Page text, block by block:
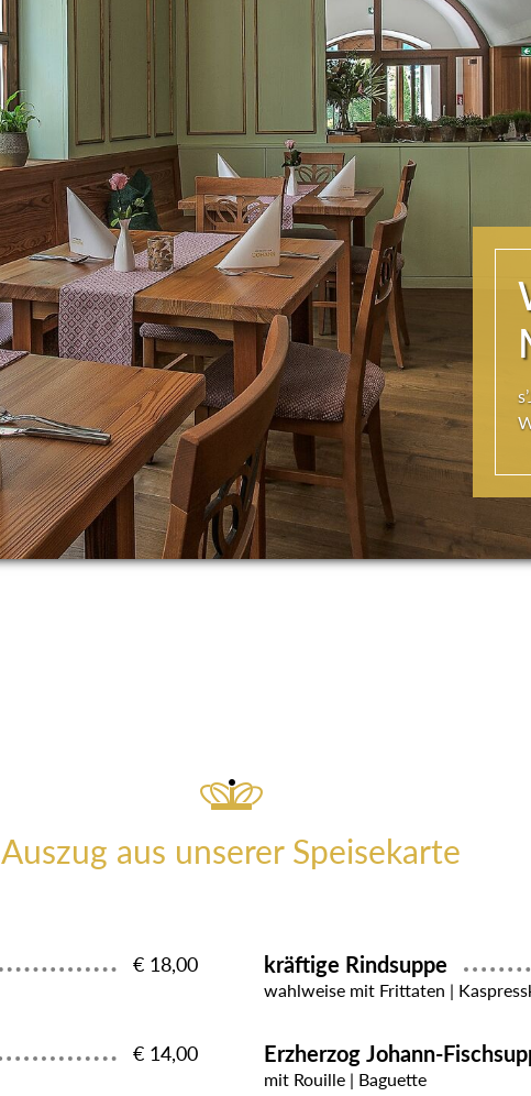
Auszug aus unserer Speisekarte
€ 18,00
€ 14,00
kräftige Rindsuppe
wahlweise mit Frittaten |
Erzherzog Johann-
mit Rouille | Baguette